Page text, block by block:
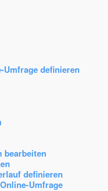
Umfrage definieren
bearbeiten
definieren
Umfrage